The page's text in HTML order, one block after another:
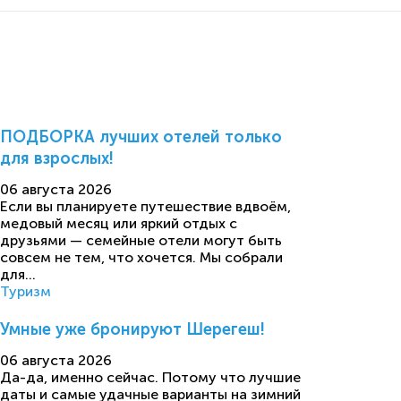
ПОДБОРКА лучших отелей только
для взрослых!
06 августа 2026
Если вы планируете путешествие вдвоём,
медовый месяц или яркий отдых с
друзьями — семейные отели могут быть
совсем не тем, что хочется. Мы собрали
для...
Туризм
Умные уже бронируют Шерегеш!
06 августа 2026
Да-да, именно сейчас. Потому что лучшие
даты и самые удачные варианты на зимний